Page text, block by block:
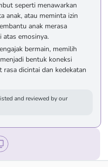
seperti menawarkan
anak, atau meminta izin
anak merasa
atas emosinya.
bermain, memilih
bentuk koneksi
dicintai dan kedekatan
and reviewed by our